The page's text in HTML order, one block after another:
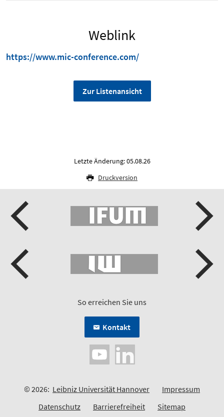
Weblink
https://www.mic-conference.com/
Zur Listenansicht
Letzte Änderung: 05.08.26
Druckversion
So erreichen Sie uns
Kontakt
© 2026: Leibniz Universität Hannover
Impressum
Datenschutz
Barrierefreiheit Sitemap